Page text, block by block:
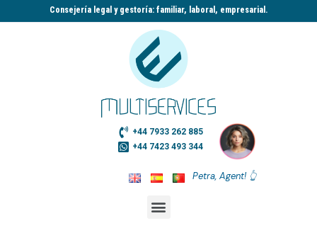
Consejería legal y gestoría: familiar, laboral, empresarial.​
+44 7933 262 885
+44 7423 493 344
Petra, Agent! 👆